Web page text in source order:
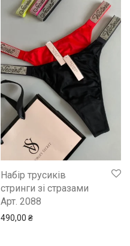
Набір трусиків
стринги зі стразами
Арт. 2088
490,00 ₴